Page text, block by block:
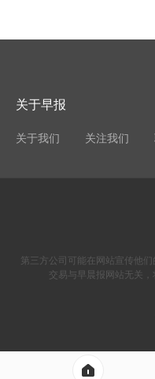
关于早报
关于我们 关注我们
第三方公司可能在网站宣传他
交易与早晨报网站无关，